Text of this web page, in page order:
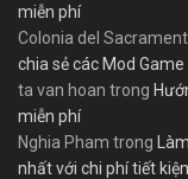
miễn phí
Colonia del
chia sẻ các Mod
ta van hoan trong
miễn phí
Nghia Pham trong
nhất với chi phí tiết